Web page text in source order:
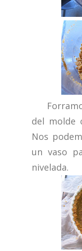
del molde
Nos
un vaso
nivelada.